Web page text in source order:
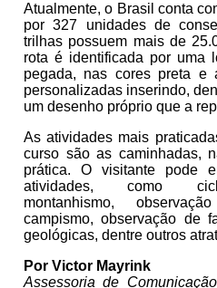
Atualmente, o Brasil conta
por 327 unidades de
trilhas possuem mais de
rota é identificada por uma
pegada, nas cores preta e
personalizadas inserindo,
um desenho próprio que a
As atividades mais
curso são as caminhadas,
prática. O visitante pode
atividades, como
montanhismo,
campismo, observação de
geológicas, dentre outros
Por Victor Mayrink
Assessoria de